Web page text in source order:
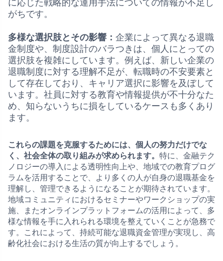
に応じた戦略的な運用手法についての情報が不足し
がちです。
多様な選択肢とその影響： 企業によって異なる退職
金制度や、制度設計のバラつきは、個人にとっての
選択肢を複雑にしています。例えば、新しい企業の
退職制度に対する理解不足が、転職時の不安要素と
して存在しており、キャリア選択に影響を及ぼして
います。社員に対する教育や情報提供が不十分なた
め、知らないうちに損をしているケースも多くあり
ます。
これらの課題を克服するためには、個人の努力だけでな
く、社会全体の取り組みが求められます。 特に、金融テク
ノロジーの導入による透明性向上や、地域での教育プログ
ラムを活用することで、より多くの人が自身の退職基金を
理解し、管理できるようになることが期待されています。
地域コミュニティにおけるセミナーやワークショップの実
施、またオンラインプラットフォームの活用によって、多
様な情報を手に入れられる環境を整えていくことが急務で
す。これによって、持続可能な退職資金管理が実現し、高
齢化社会における生活の質が向上するでしょう。